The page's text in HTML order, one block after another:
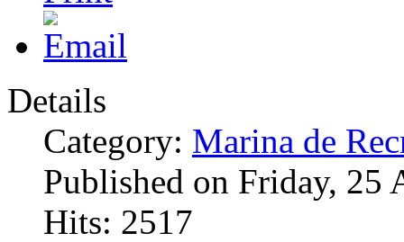
Details
Category: Marina de
Published on Friday, 25
Hits: 2517